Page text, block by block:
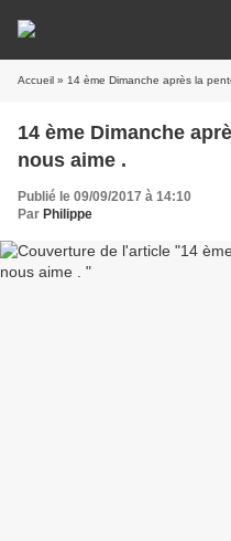
Accueil » 14 ème Dimanche après la
14 ème Dimanche
nous aime .
Publié le 09/09/2017 à 14:10
Par Philippe